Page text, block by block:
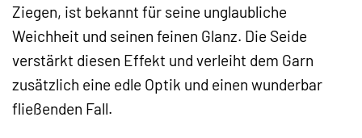
Ziegen, ist bekannt für seine unglaubliche
Weichheit und seinen feinen Glanz. Die Seide
verstärkt diesen Effekt und verleiht dem Garn
zusätzlich eine edle Optik und einen wunderbar
fließenden Fall.